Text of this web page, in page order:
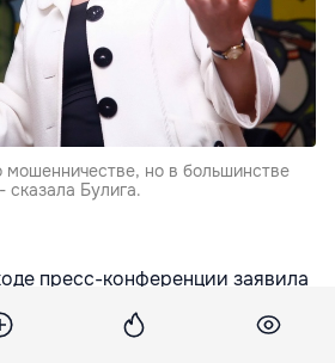
мошенничестве, но в большинстве
сказала Булига.
пресс-конференции заявила
защиты и семьи